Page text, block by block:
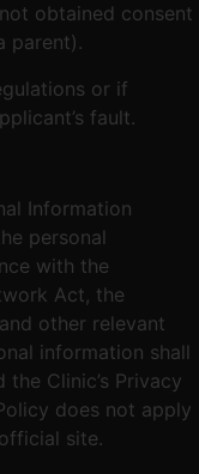
obtained consent
parent).
or if
fault.
Information
personal
with the
Act, the
other relevant
information shall
Clinic’s Privacy
does not apply
site.